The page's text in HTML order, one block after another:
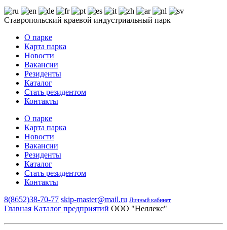
Ставропольский краевой индустриальный парк
О парке
Карта парка
Новости
Вакансии
Резиденты
Каталог
Стать резидентом
Контакты
О парке
Карта парка
Новости
Вакансии
Резиденты
Каталог
Стать резидентом
Контакты
8(8652)38-70-77 skip-master@mail.ru Личный кабинет
Главная Каталог предприятий ООО "Неллекс"